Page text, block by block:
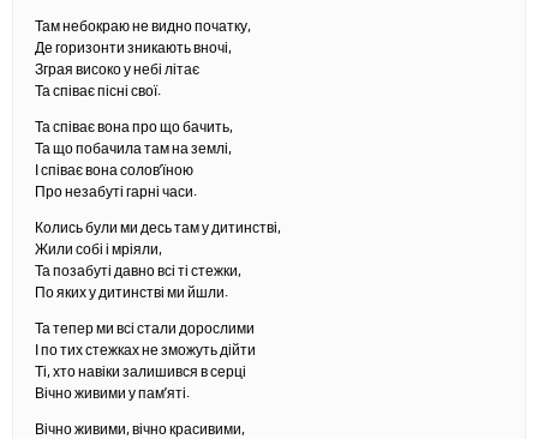
Там небокраю не видно початку,
Де горизонти зникають вночі,
Зграя високо у небі літає
Та співає пісні свої.
Та співає вона про що бачить,
Та що побачила там на землі,
І співає вона солов’їною
Про незабуті гарні часи.
Колись були ми десь там у дитинстві,
Жили собі і мріяли,
Та позабуті давно всі ті стежки,
По яких у дитинстві ми йшли.
Та тепер ми всі стали дорослими
І по тих стежках не зможуть дійти
Ті, хто навіки залишився в серці
Вічно живими у пам’яті.
Вічно живими, вічно красивими,